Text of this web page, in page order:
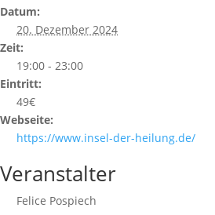
Datum:
20. Dezember 2024
Zeit:
19:00 - 23:00
Eintritt:
49€
Webseite:
https://www.insel-der-heilung.de/
Veranstalter
Felice Pospiech